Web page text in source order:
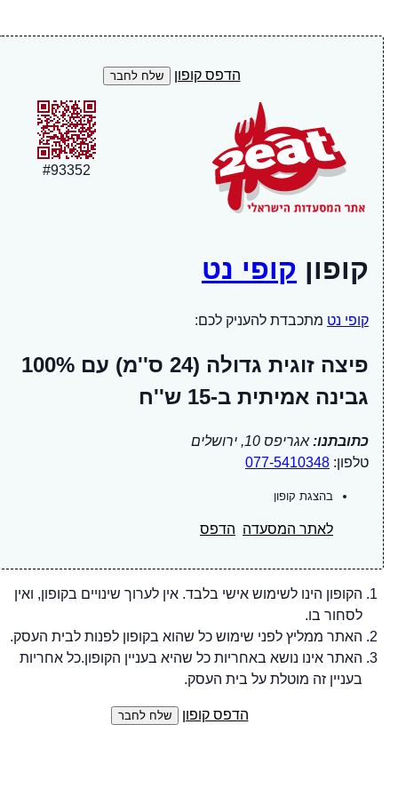
הדפס קופון
#93352
קופון קופי נט
קופי נט מתכבדת להעניק לכם:
פיצה זוגית גדולה (24 ס''מ) עם 100%
גבינה אמיתית ב-15 ש''ח
כתובתנו:אגריפס 10, ירושלים
טלפון: 077-5410348
בהצגת קופון
לאתר המסעדה הדפס
הקופון הינו לשימוש אישי בלבד. אין לערוך שינויים בקופון, ואין
לסחור בו.
האתר ממליץ לפני שימוש כל שהוא בקופון לפנות לבית העסק.
האתר אינו נושא באחריות כל שהיא בעניין הקופון.כל אחריות
בעניין זה מוטלת על בית העסק.
הדפס קופון